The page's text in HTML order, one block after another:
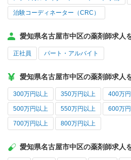
治験コーディネーター（CRC）
愛知県名古屋市中区の薬剤師求人
正社員 パート・アルバイト
愛知県名古屋市中区の薬剤師求人
300万円以上 350万円以上 400万
500万円以上 550万円以上 600万
700万円以上 800万円以上
愛知県名古屋市中区の薬剤師求人